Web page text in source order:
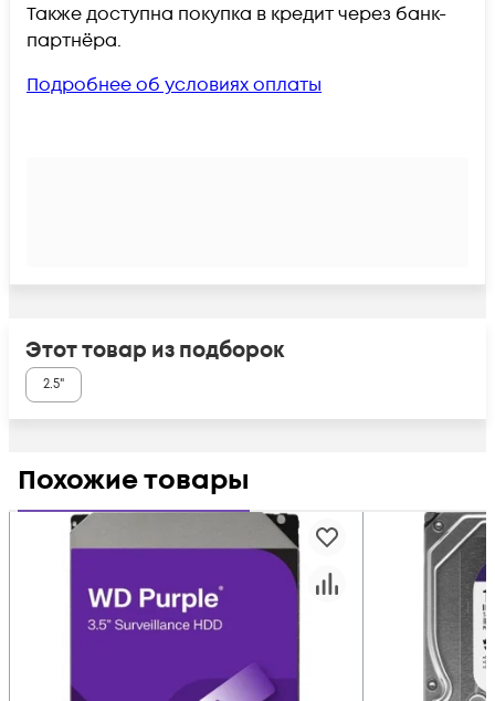
Также доступна покупка в кредит через банк-
партнёра.
Подробнее об условиях оплаты
Этот товар из подборок
2.5"
Похожие товары